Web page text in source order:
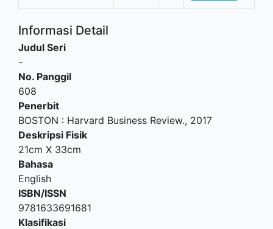
Informasi Detail
Judul Seri
-
No. Panggil
608
Penerbit
BOSTON : Harvard Business Review., 2017
Deskripsi Fisik
21cm X 33cm
Bahasa
English
ISBN/ISSN
9781633691681
Klasifikasi